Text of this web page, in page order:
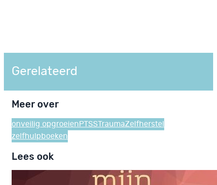
Gerelateerd
Meer over
onveilig opgroeien PTSSTraumaZelfherstel
zelfhulpboeken
Lees ook